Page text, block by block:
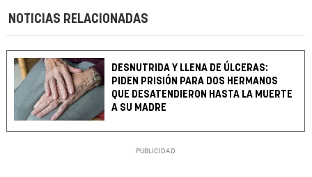
NOTICIAS RELACIONADAS
DESNUTRIDA Y LLENA DE ÚLCERAS:
PIDEN PRISIÓN PARA DOS HERMANOS
QUE DESATENDIERON HASTA LA MUERTE
A SU MADRE